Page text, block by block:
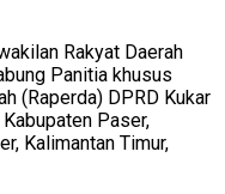
Rakyat Daerah
Panitia khusus
(Raperda) DPRD Kukar
Paser,
Kalimantan Timur,